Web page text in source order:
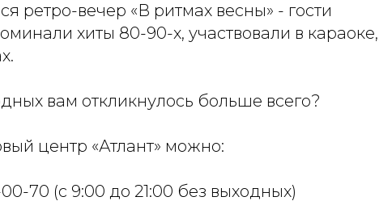
ретро-вечер «В ритмах весны» - гости
хиты 80-90-х, участвовали в караоке,
вам откликнулось больше всего?
центр «Атлант» можно:
70 (с 9:00 до 21:00 без выходных)